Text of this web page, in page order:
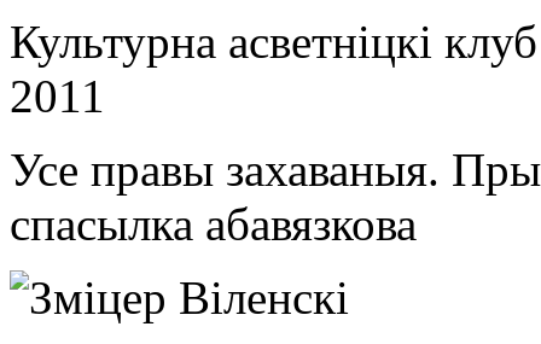
Культурна асветнiцкi
2011
Усе правы захаваныя.
спасылка абавязкова